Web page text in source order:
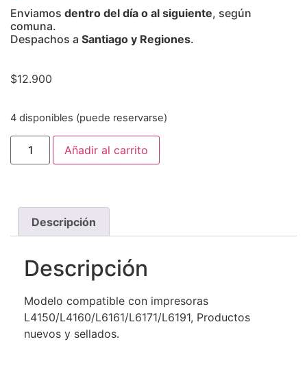
Enviamos dentro del día o al siguiente, según
comuna.
Despachos a Santiago y Regiones.
$12.900
4 disponibles (puede reservarse)
Añadir al carrito
Descripción
Descripción
Modelo compatible con impresoras
L4150/L4160/L6161/L6171/L6191, Productos
nuevos y sellados.